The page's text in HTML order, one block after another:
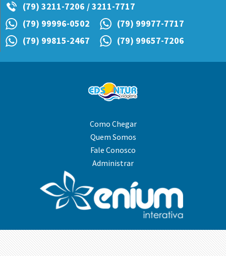
(79) 3211-7206 / 3211-7717
(79) 99996-0502
(79) 99977-7717
(79) 99815-2467
(79) 99657-7206
Como Chegar
Quem Somos
Fale Conosco
Administrar